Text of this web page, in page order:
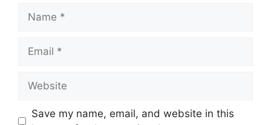
Save my name, email, and website in this